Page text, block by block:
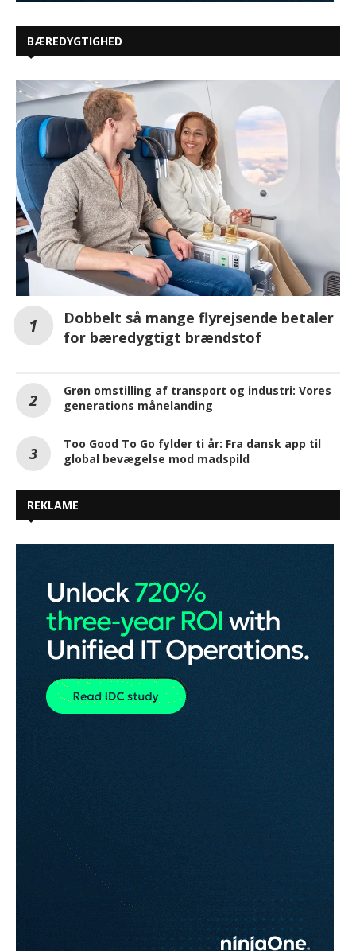
BÆREDYGTIGHED
Dobbelt så mange flyrejsende betaler
for bæredygtigt brændstof
Grøn omstilling af transport og industri: Vores
generations månelanding
Too Good To Go fylder ti år: Fra dansk app til
global bevægelse mod madspild
REKLAME